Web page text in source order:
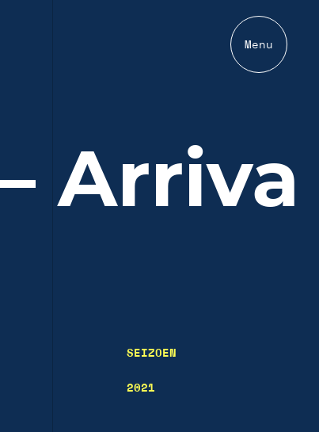
Menu
Arriva
SEIZOEN
2021